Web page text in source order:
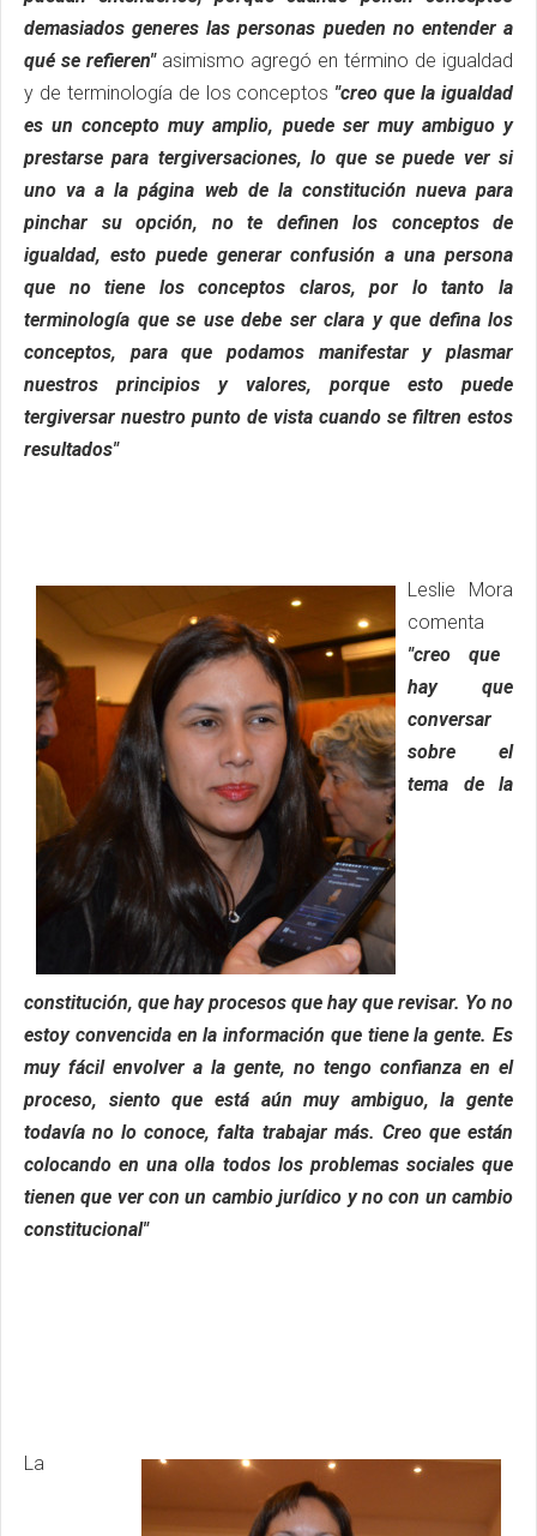
demasiados generes las personas pueden no entender a
qué se refieren" asimismo agregó en término de igualdad
y de terminología de los conceptos "creo que la igualdad
es un concepto muy amplio, puede ser muy ambiguo y
prestarse para tergiversaciones, lo que se puede ver si
uno va a la página web de la constitución nueva para
pinchar su opción, no te definen los conceptos de
igualdad, esto puede generar confusión a una persona
que no tiene los conceptos claros, por lo tanto la
terminología que se use debe ser clara y que defina los
conceptos, para que podamos manifestar y plasmar
nuestros principios y valores, porque esto puede
tergiversar nuestro punto de vista cuando se filtren estos
resultados"
Leslie Mora
comenta
"creo que
hay que
conversar
sobre el
tema de la
constitución, que hay procesos que hay que revisar. Yo no
estoy convencida en la información que tiene la gente. Es
muy fácil envolver a la gente, no tengo confianza en el
proceso, siento que está aún muy ambiguo, la gente
todavía no lo conoce, falta trabajar más. Creo que están
colocando en una olla todos los problemas sociales que
tienen que ver con un cambio jurídico y no con un cambio
constitucional"
La